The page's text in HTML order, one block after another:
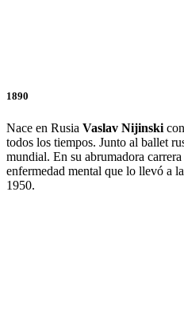
1890
Nace en Rusia Vaslav Nijinski
todos los tiempos. Junto al ballet
mundial. En su abrumadora
enfermedad mental que lo llevó a
1950.